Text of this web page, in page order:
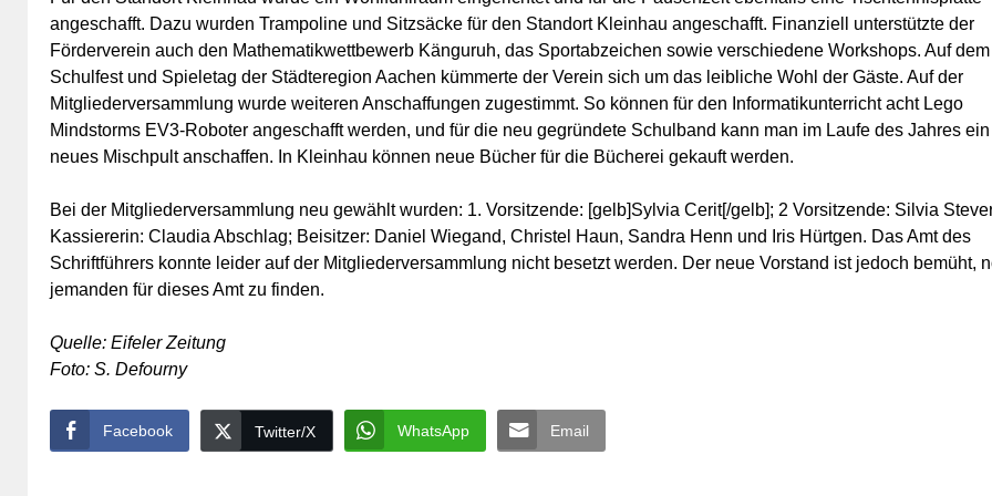
angeschafft. Dazu wurden Trampoline und Sitzsäcke für den Standort Kleinhau angeschafft. Finanziell unterstützte der
Förderverein auch den Mathematikwettbewerb Känguruh, das Sportabzeichen sowie verschiedene Workshops. Auf dem
Schulfest und Spieletag der Städteregion Aachen kümmerte der Verein sich um das leibliche Wohl der Gäste. Auf der
Mitgliederversammlung wurde weiteren Anschaffungen zugestimmt. So können für den Informatikunterricht acht Lego
Mindstorms EV3-Roboter angeschafft werden, und für die neu gegründete Schulband kann man im Laufe des Jahres ein
neues Mischpult anschaffen. In Kleinhau können neue Bücher für die Bücherei gekauft werden.
Bei der Mitgliederversammlung neu gewählt wurden: 1. Vorsitzende: [gelb]Sylvia Cerit[/gelb]; 2 Vorsitzende: Silvia
Kassiererin: Claudia Abschlag; Beisitzer: Daniel Wiegand, Christel Haun, Sandra Henn und Iris Hürtgen. Das Amt des
Schriftführers konnte leider auf der Mitgliederversammlung nicht besetzt werden. Der neue Vorstand ist jedoch bemüht,
jemanden für dieses Amt zu finden.
Quelle: Eifeler Zeitung
Foto: S. Defourny
Facebook Twitter/X WhatsApp Email